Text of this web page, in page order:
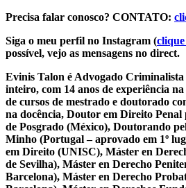
Precisa falar conosco? CONTATO:
Siga o meu perfil no Instagram (
possível, vejo as mensagens no direct.
Evinis Talon é Advogado
inteiro, com 14 anos de experiência
de cursos de mestrado e doutorado
na docência, Doutor em Direito Penal
de Posgrado (México), Doutorando
Minho (Portugal – aprovado em 1º
em Direito (UNISC), Máster en
de Sevilha), Máster en Derecho
Barcelona), Máster en Derecho